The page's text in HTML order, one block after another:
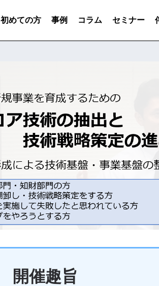
初めての方 事例 コラム セミナー
開催趣旨